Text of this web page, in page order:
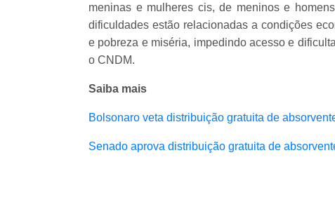
meninas e mulheres cis, de meninos e
dificuldades estão relacionadas a condições
e pobreza e miséria, impedindo acesso e
o CNDM.
Saiba mais
Bolsonaro veta distribuição gratuita de
Senado aprova distribuição gratuita de